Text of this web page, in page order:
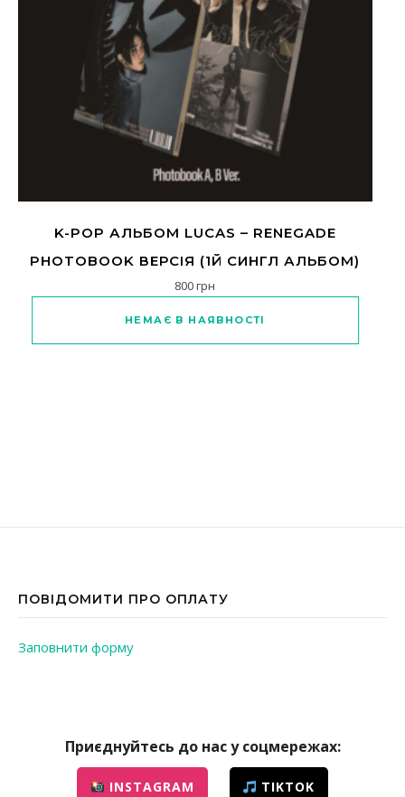
K-POP АЛЬБОМ LUCAS – RENEGADE
PHOTOBOOK ВЕРСІЯ (1Й СИНГЛ АЛЬБОМ)
800грн
НЕМАЄ В НАЯВНОСТІ
ПОВІДОМИТИ ПРО ОПЛАТУ
Заповнити форму
Приєднуйтесь до нас у соцмережах:
INSTAGRAM TIKTOK